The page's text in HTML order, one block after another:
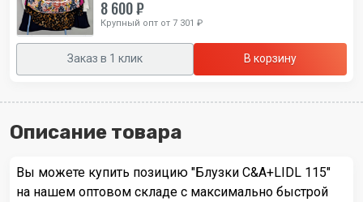
8 600 ₽
Крупный опт от 7 301 ₽
Заказ в 1 клик В корзину
Описание товара
Вы можете купить позицию "Блузки C&A+LIDL 115"
на нашем оптовом складе с максимально быстрой